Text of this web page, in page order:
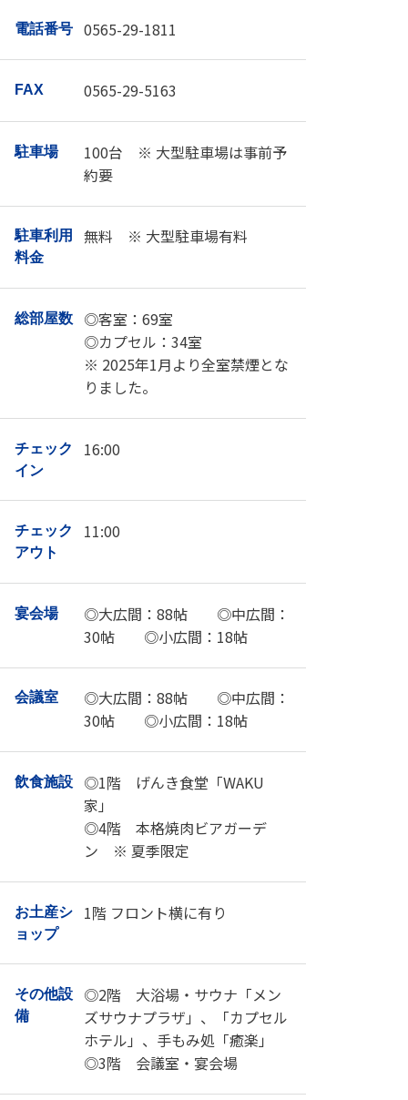
電話番号 0565-29-1811
FAX 0565-29-5163
駐車場
100台 ※ 大型駐車場は事前予
約要
駐車利用
料金
無料 ※ 大型駐車場有料
総部屋数
◎客室：69室
◎カプセル：34室
※ 2025年1月より全室禁煙とな
りました。
チェック
イン
16:00
チェック
アウト
11:00
宴会場
◎大広間：88帖 ◎中広間：
30帖 ◎小広間：18帖
会議室
◎大広間：88帖 ◎中広間：
30帖 ◎小広間：18帖
飲食施設
◎1階 げんき食堂「WAKU
家」
◎4階 本格焼肉ビアガーデ
ン ※ 夏季限定
お土産シ
ョップ
1階 フロント横に有り
その他設
備
◎2階 大浴場・サウナ「メン
ズサウナプラザ」、「カプセル
ホテル」、手もみ処「癒楽」
◎3階 会議室・宴会場